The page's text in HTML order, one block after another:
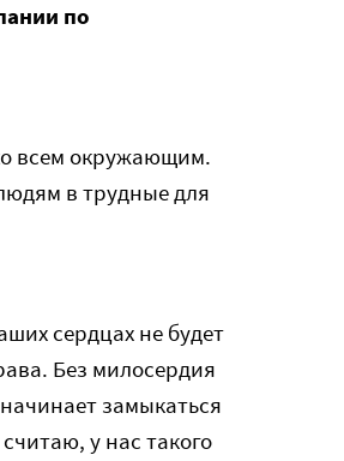
по
всем окружающим.
в трудные для
сердцах не будет
Без милосердия
замыкаться
у нас такого